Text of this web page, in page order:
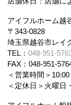
アイフルホーム越
〒343-0828
埼玉県越谷市レイ
TEL： 048-951-
FAX：048-951-
＜営業時間＞
＜定休日＞火曜日